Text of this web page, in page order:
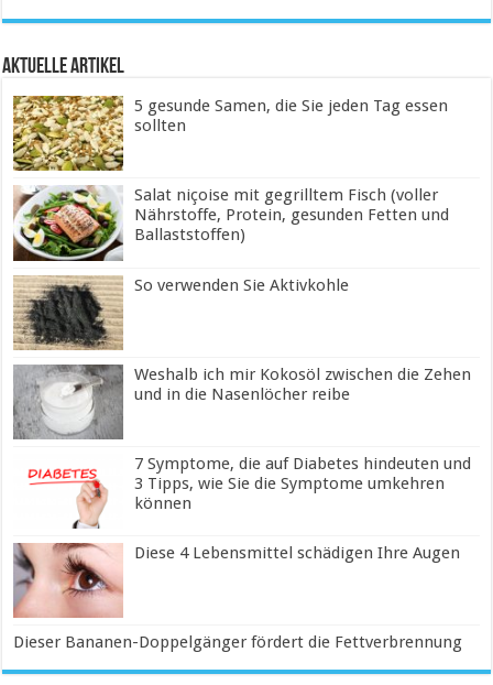
Aktuelle Artikel
5 gesunde Samen, die Sie jeden Tag essen
sollten
Salat niçoise mit gegrilltem Fisch (voller
Nährstoffe, Protein, gesunden Fetten und
Ballaststoffen)
So verwenden Sie Aktivkohle
Weshalb ich mir Kokosöl zwischen die Zehen
und in die Nasenlöcher reibe
7 Symptome, die auf Diabetes hindeuten und
3 Tipps, wie Sie die Symptome umkehren
können
Diese 4 Lebensmittel schädigen Ihre Augen
Dieser Bananen-Doppelgänger fördert die Fettverbrennung